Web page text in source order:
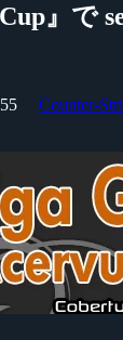
』で
Counter-